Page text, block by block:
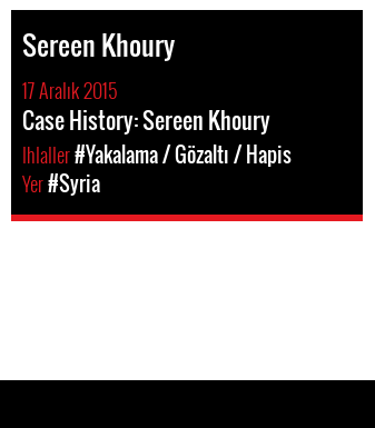
Sereen Khoury
17 Aralık 2015
Case History: Sereen Khoury
Ihlaller#Yakalama / Gözaltı / Hapis
Yer#Syria
Pages